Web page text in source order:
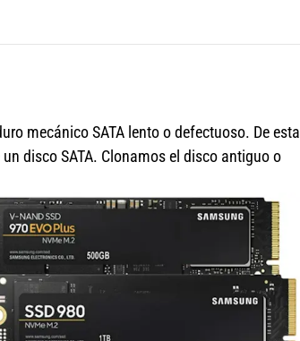
mecánico SATA lento o defectuoso. De esta
disco SATA. Clonamos el disco antiguo o